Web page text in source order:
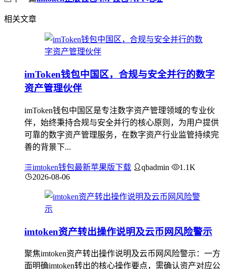
相关文章
imToken钱包中国区，合规与安全并行的数字
资产管理伙伴
imToken钱包中国区是专注数字资产管理领域的专业伙
伴，始终秉持合规与安全并行的核心原则，为用户提供
可靠的数字资产管理服务，在数字资产行业监管持续完
善的背景下...
imtoken钱包最新苹果版下载 qbadmin
1.1K
2026-08-06
imtoken资产转出操作说明及云币网风险警示
聚焦imtoken资产转出操作说明及云币网风险警示：一方
面明确imtoken转出的核心操作要点，需确认资产对应公